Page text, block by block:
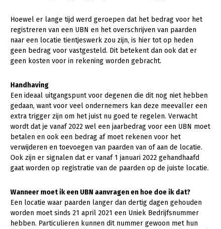
Thema’s
Gezonde planten
Gezonde dieren
Bodem en water
Platteland en omgeving
Mens, ondernemerschap en onderwijs
Internationaal
Sectoren
Biologische Landbouw
Geitenhouderij
Plant
Akkerbouw
Multifunctionele landbouw
Hoewel er lange tijd werd geroepen dat het bedrag voor het
registreren van een UBN en het overschrijven van paarden
naar een locatie tientjeswerk zou zijn, is hier tot op heden
geen bedrag voor vastgesteld. Dit betekent dan ook dat er
geen kosten voor in rekening worden gebracht.
Handhaving
Een ideaal uitgangspunt voor degenen die dit nog niet hebben
gedaan, want voor veel ondernemers kan deze meevaller een
extra trigger zijn om het juist nu goed te regelen. Verwacht
wordt dat je vanaf 2022 wel een jaarbedrag voor een UBN moet
betalen en ook een bedrag af moet rekenen voor het
verwijderen en toevoegen van paarden van of aan de locatie.
Ook zijn er signalen dat er vanaf 1 januari 2022 gehandhaafd
gaat worden op registratie van de paarden op de juiste locatie.
Wanneer moet ik een UBN aanvragen en hoe doe ik dat?
Een locatie waar paarden langer dan dertig dagen gehouden
worden moet sinds 21 april 2021 een Uniek Bedrijfsnummer
hebben. Particulieren kunnen dit nummer gewoon met hun